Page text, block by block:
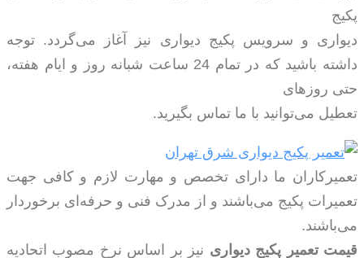
پکیج
دیواری و سرویس پکیج دیواری نیز آغاز می‌گردد. توجه
داشته باشید که در تمام 24 ساعت شبانه روز و ایام هفته،
حتی روزهای
تعطیل می‌توانید با ما تماس بگیرید.
تعمیرکاران ما دارای تخصص و مهارت لازم و کافی جهت
تعمیرات پکیج می‌باشند و از مدرک فنی و حرفه‌ای برخوردار
می‌باشند.
قیمت تعمیر پکیج دیواری نیز بر اساس نرخ مصوب اتحادیه